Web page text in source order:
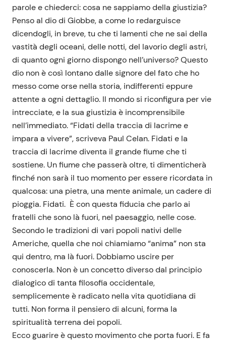
parole e chiederci: cosa ne sappiamo della giustizia?
Penso al dio di Giobbe, a come lo redarguisce
dicendogli, in breve, tu che ti lamenti che ne sai della
vastità degli oceani, delle notti, del lavorio degli astri,
di quanto ogni giorno dispongo nell’universo? Questo
dio non è così lontano dalle signore del fato che ho
messo come orse nella storia, indifferenti eppure
attente a ogni dettaglio. Il mondo si riconfigura per vie
intrecciate, e la sua giustizia è incomprensibile
nell’immediato. “Fidati della traccia di lacrime e
impara a vivere”, scriveva Paul Celan. Fidati e la
traccia di lacrime diventa il grande fiume che ti
sostiene. Un fiume che passerà oltre, ti dimenticherà
finché non sarà il tuo momento per essere ricordata in
qualcosa: una pietra, una mente animale, un cadere di
pioggia. Fidati. È con questa fiducia che parlo ai
fratelli che sono là fuori, nel paesaggio, nelle cose.
Secondo le tradizioni di vari popoli nativi delle
Americhe, quella che noi chiamiamo “anima” non sta
qui dentro, ma là fuori. Dobbiamo uscire per
conoscerla. Non è un concetto diverso dal principio
dialogico di tanta filosofia occidentale,
semplicemente è radicato nella vita quotidiana di
tutti. Non forma il pensiero di alcuni, forma la
spiritualità terrena dei popoli.
Ecco guarire è questo movimento che porta fuori. E fa